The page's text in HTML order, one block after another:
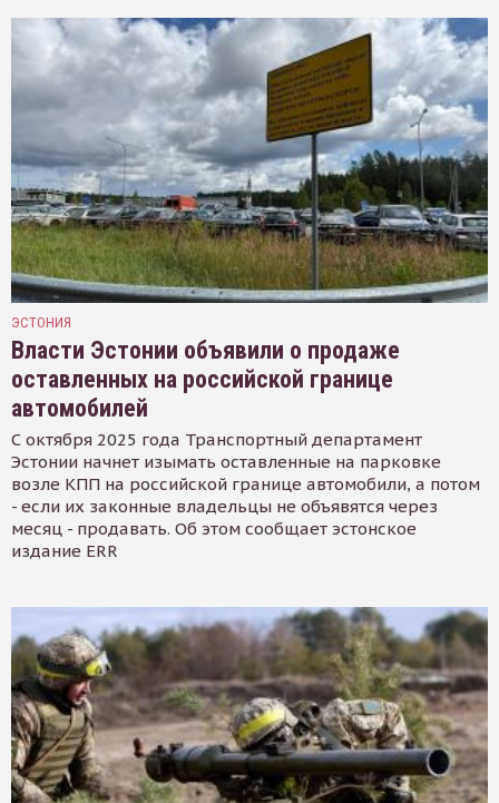
ЭСТОНИЯ
Власти Эстонии объявили о продаже
оставленных на российской границе
автомобилей
С октября 2025 года Транспортный департамент
Эстонии начнет изымать оставленные на парковке
возле КПП на российской границе автомобили, а потом
- если их законные владельцы не объявятся через
месяц - продавать. Об этом сообщает эстонское
издание ERR